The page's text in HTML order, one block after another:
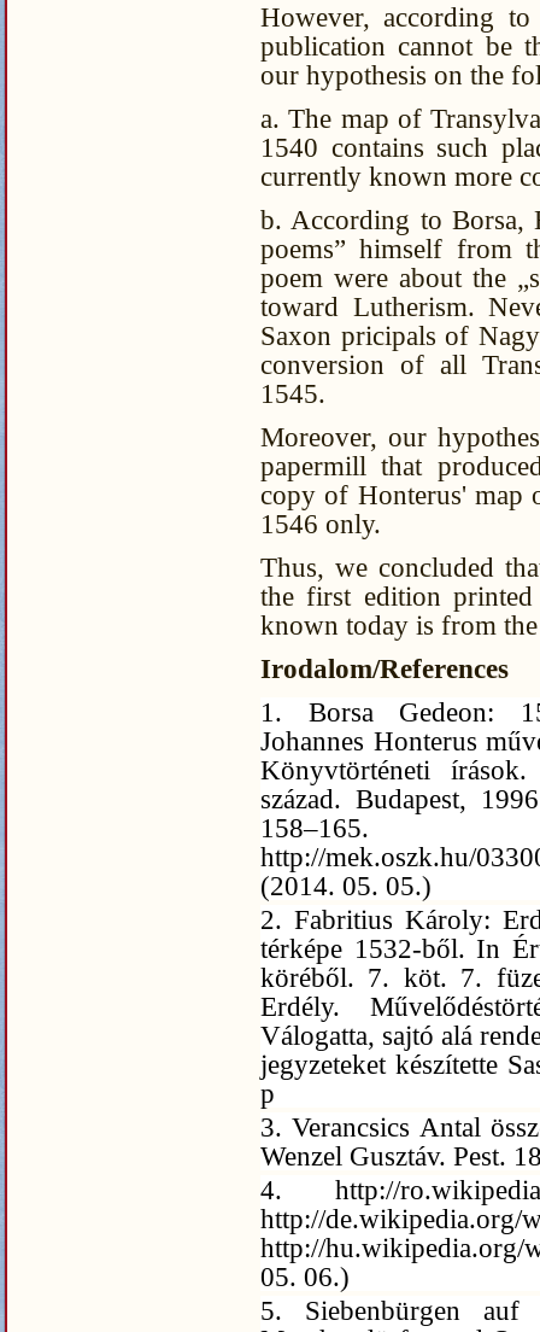
However, according
publication cannot be
our hypothesis on the
a. The map of
1540 contains such
currently known more
b. According to Borsa,
poems” himself from
poem were about the
toward Lutherism.
Saxon pricipals of
conversion of all
1545.
Moreover, our
papermill that
copy of Honterus' map
1546 only.
Thus, we concluded
the first edition
known today is from
Irodalom/References
1. Borsa Gedeon:
Johannes Honterus
Könyvtörténeti
század. Budapest,
http://mek.oszk.hu/
(2014. 05. 05.)
2. Fabritius Károly:
térképe 1532-ből. In
köréből. 7. köt. 7.
Erdély.
Válogatta, sajtó alá
jegyzeteket készítette
p
3. Verancsics Antal
Wenzel Gusztáv. Pest.
4. http://
http://
http://
05. 06.)
5. Siebenbürgen